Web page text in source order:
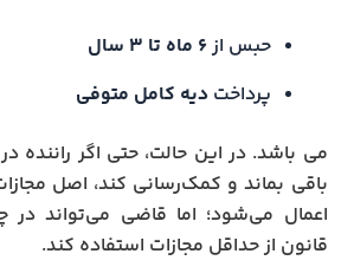
حبس از۶ ماه تا ۳ سال
پرداختدیه کامل متوفی
می باشد. در این حالت، حتی اگر راننده
باقی بماند و کمک‌رسانی کند، اصل
اعمال می‌شود؛ اما قاضی می‌تواند در
قانون از حداقل مجازات استفاده کند.